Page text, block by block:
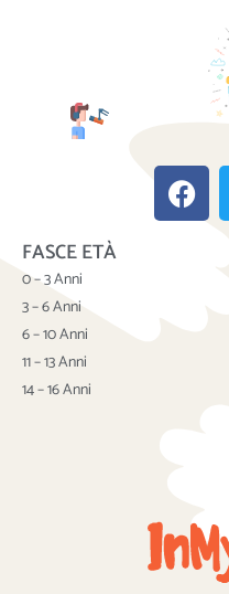
F
a
c
FASCE ETÀ
0 – 3 Anni
3 – 6 Anni
6 – 10 Anni
11 – 13 Anni
14 – 16 Anni